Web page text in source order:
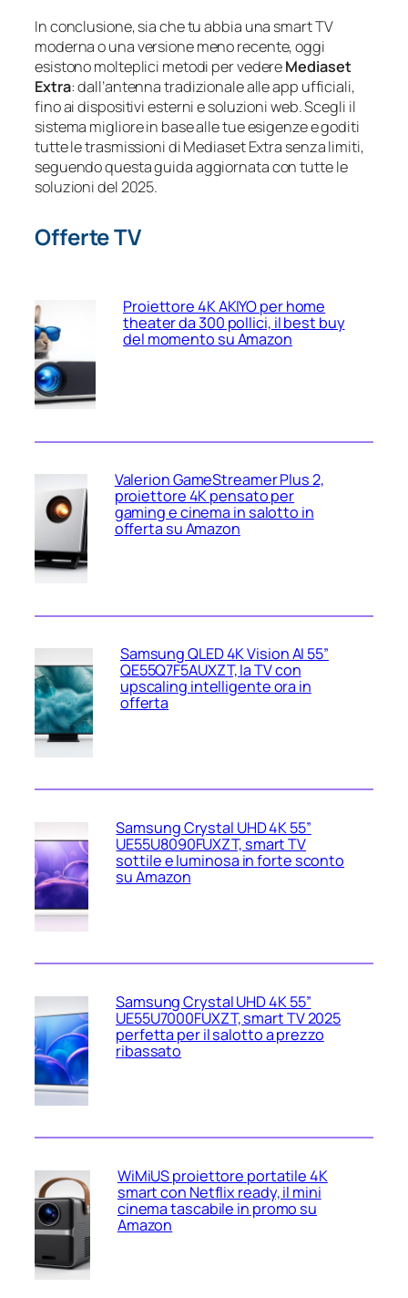
In conclusione, sia che tu abbia una smart TV
moderna o una versione meno recente, oggi
esistono molteplici metodi per vedereMediaset
Extra: dall’antenna tradizionale alle app ufficiali,
fino ai dispositivi esterni e soluzioni web. Scegli il
sistema migliore in base alle tue esigenze e goditi
tutte le trasmissioni di Mediaset Extra senza limiti,
seguendo questa guida aggiornata con tutte le
soluzioni del 2025.
Offerte TV
Proiettore 4K AKIYO per home
theater da 300 pollici, il best buy
del momento su Amazon
Valerion GameStreamer Plus 2,
proiettore 4K pensato per
gaming e cinema in salotto in
offerta su Amazon
Samsung QLED 4K Vision AI 55”
QE55Q7F5AUXZT, la TV con
upscaling intelligente ora in
offerta
Samsung Crystal UHD 4K 55”
UE55U8090FUXZT, smart TV
sottile e luminosa in forte sconto
su Amazon
Samsung Crystal UHD 4K 55”
UE55U7000FUXZT, smart TV 2025
perfetta per il salotto a prezzo
ribassato
WiMiUS proiettore portatile 4K
smart con Netflix ready, il mini
cinema tascabile in promo su
Amazon